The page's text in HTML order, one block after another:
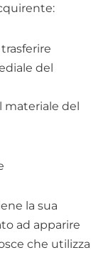
del
materiale del
la sua
ad apparire
che utilizza